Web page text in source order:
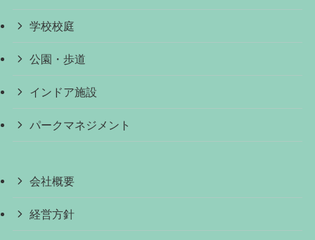
学校校庭
公園・歩道
インドア施設
パークマネジメント
会社概要
経営方針